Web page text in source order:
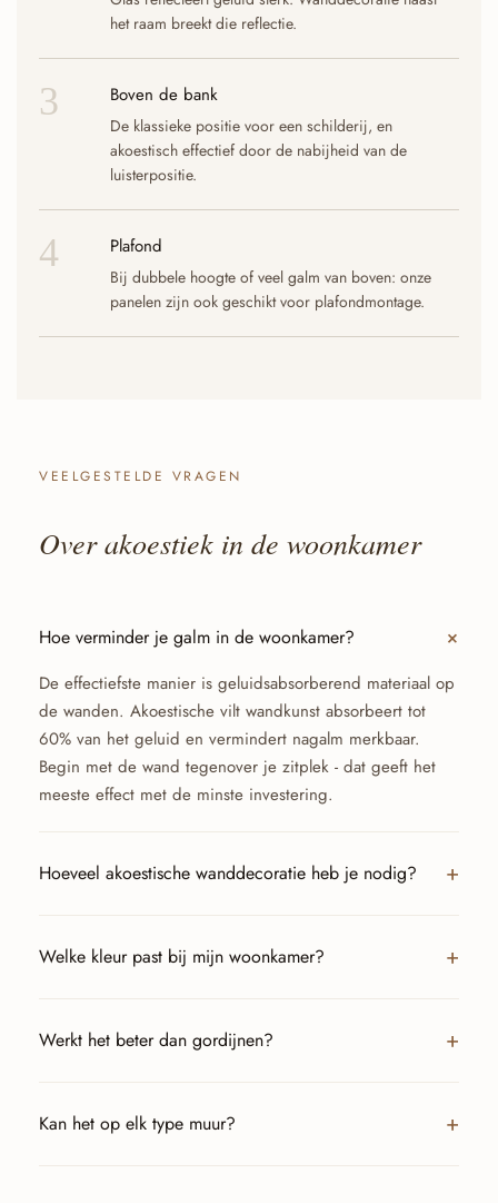
het raam breekt die reflectie.
3 Boven de bank
De klassieke positie voor een schilderij, en
akoestisch effectief door de nabijheid van de
luisterpositie.
4 Plafond
Bij dubbele hoogte of veel galm van boven: onze
panelen zijn ook geschikt voor plafondmontage.
VEELGESTELDE VRAGEN
Over akoestiek in de woonkamer
Hoe verminder je galm in de woonkamer?
De effectiefste manier is geluidsabsorberend materiaal op
de wanden. Akoestische vilt wandkunst absorbeert tot
60% van het geluid en vermindert nagalm merkbaar.
Begin met de wand tegenover je zitplek - dat geeft het
meeste effect met de minste investering.
Hoeveel akoestische wanddecoratie heb je nodig?
Welke kleur past bij mijn woonkamer?
Werkt het beter dan gordijnen?
Kan het op elk type muur?